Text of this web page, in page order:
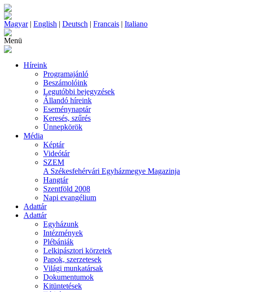
Magyar| English | Deutsch | Francais | Italiano
Menü
Híreink
Programajánló
Beszámolóink
Legutóbbi bejegyzések
Állandó híreink
Eseménynaptár
Keresés, szűrés
Ünnepkörök
Média
Képtár
Videótár
SZEM
A Székesfehérvári Egyházmegye Magazinja
Hangtár
Szentföld 2008
Napi evangélium
Adattár
Adattár
Egyházunk
Intézmények
Plébániák
Lelkipásztori körzetek
Papok, szerzetesek
Világi munkatársak
Dokumentumok
Kitüntetések